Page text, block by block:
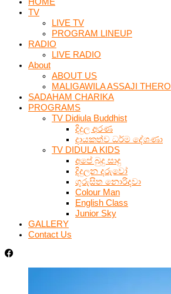
TV
LIVE TV
PROGRAM LINEUP
RADIO
LIVE RADIO
About
ABOUT US
MALIGAWILA ASSAJI THERO
SADAHAM CHARIKA
PROGRAMS
TV Didiula Buddhist
දිදුල අරණ
දායකත්ව ධර්ම දේශණා
TV DIDULA KIDS
අපේ බුදු සාදු
දිදුලන දරුවෝ
ගුරුසිත නොරිදවා
Colour Man
English Class
Junior Sky
GALLERY
Contact Us